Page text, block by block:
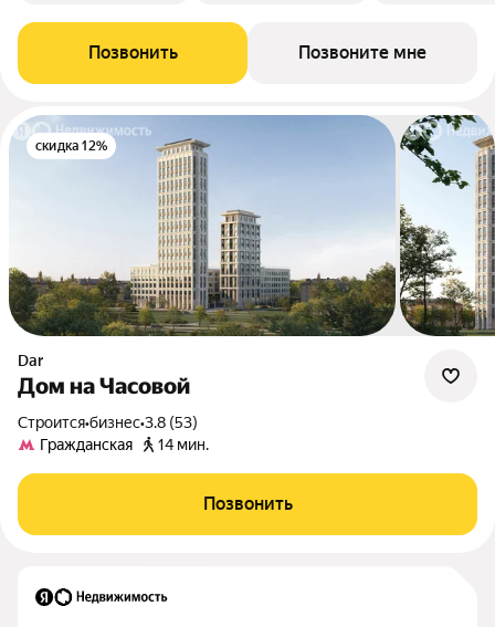
Позвонить Позвоните мне
скидка 12%
Dar
Дом на Часовой
Строится•бизнес•3.8 (53)
Гражданская
14 мин.
Позвонить